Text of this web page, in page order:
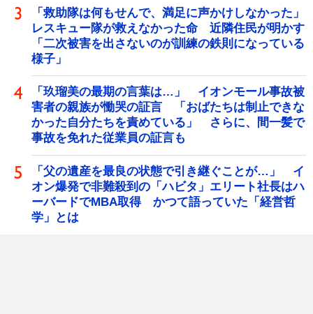
「救助隊は何もせんで、満足に声かけしなかった」
レスキュー隊が救えなかった命 近隣住民が明かす
「二次被害を出さないのが訓練の鉄則になっている
様子」
「玖瑠美の最期の言葉は…」 イオンモール事故被
害者の親族が慟哭の証言 「おばたちは制止できな
かった自分たちを責めている」 さらに、間一髪で
事故を免れた従業員の証言も
「父の遺産を最良の状態で引き継ぐことが…」 イ
オン爆発で非難殺到の「ハビタ」エリート社長はハ
ーバードでMBA取得 かつて語っていた「経営哲
学」とは